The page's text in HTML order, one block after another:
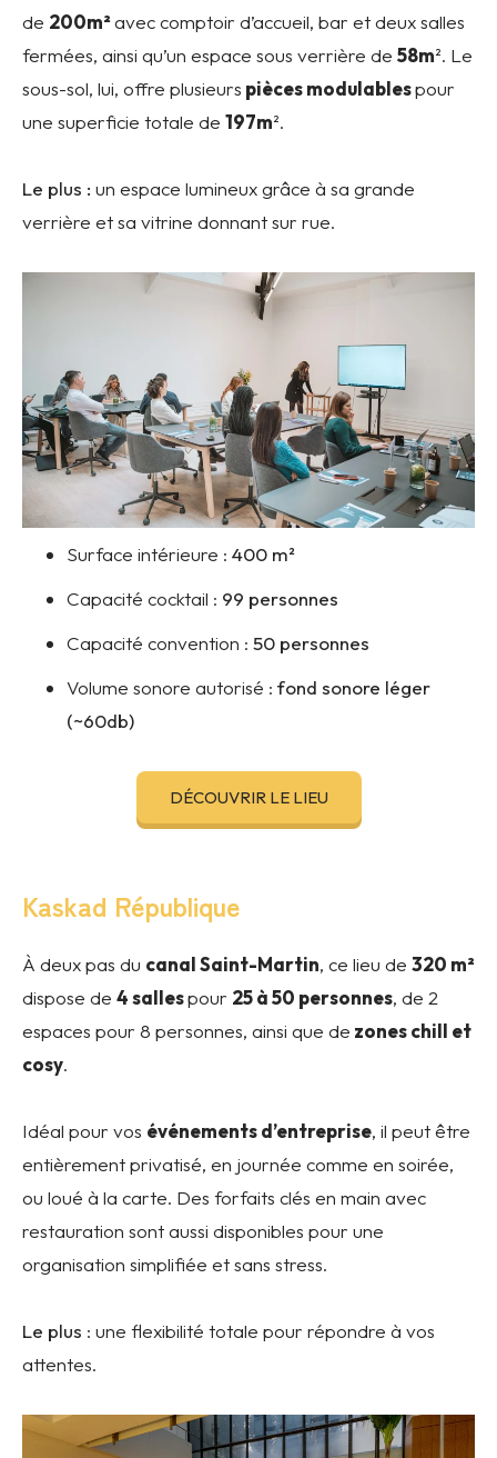
de 200m²avec comptoir d’accueil, bar et deux salles
fermées, ainsi qu’un espace sous verrière de 58m². Le
sous-sol, lui, offre plusieurs pièces modulablespour
une superficie totale de 197m².
Le plus : un espace lumineux grâce à sa grande
verrière et sa vitrine donnant sur rue.
Surface intérieure : 400 m²
Capacité cocktail : 99 personnes
Capacité convention : 50 personnes
Volume sonore autorisé : fond sonore léger
(~60db)
DÉCOUVRIR LE LIEU
Kaskad République
À deux pas du canal Saint-Martin, ce lieu de 320 m²
dispose de 4 sallespour 25 à 50 personnes, de 2
espaces pour 8 personnes, ainsi que de zones chill et
cosy.
Idéal pour vos événements d’entreprise, il peut être
entièrement privatisé, en journée comme en soirée,
ou loué à la carte. Des forfaits clés en main avec
restauration sont aussi disponibles pour une
organisation simplifiée et sans stress.
Le plus : une flexibilité totale pour répondre à vos
attentes.